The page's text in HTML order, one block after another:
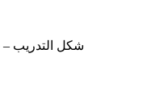
شكل التدريب –